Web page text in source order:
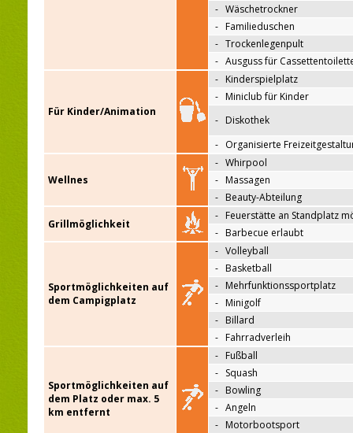
- Wäschetrockner
- Familieduschen
- Trockenlegenpult
- Ausguss für
Für Kinder/Animation
- Kinderspielplatz
- Miniclub für Kinder
- Diskothek
- Organisierte
Wellnes
- Whirpool
- Massagen
- Beauty-Abteilung
Grillmöglichkeit
- Feuerstätte an Standplatz
- Barbecue erlaubt
Sportmöglichkeiten auf
dem Campigplatz
- Volleyball
- Basketball
- Mehrfunktionssportplatz
- Minigolf
- Billard
- Fahrradverleih
Sportmöglichkeiten auf
dem Platz oder max. 5
km entfernt
- Fußball
- Squash
- Bowling
- Angeln
- Motorbootsport